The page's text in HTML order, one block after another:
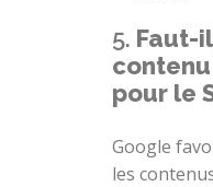
5. Faut-
pour le
Google
les